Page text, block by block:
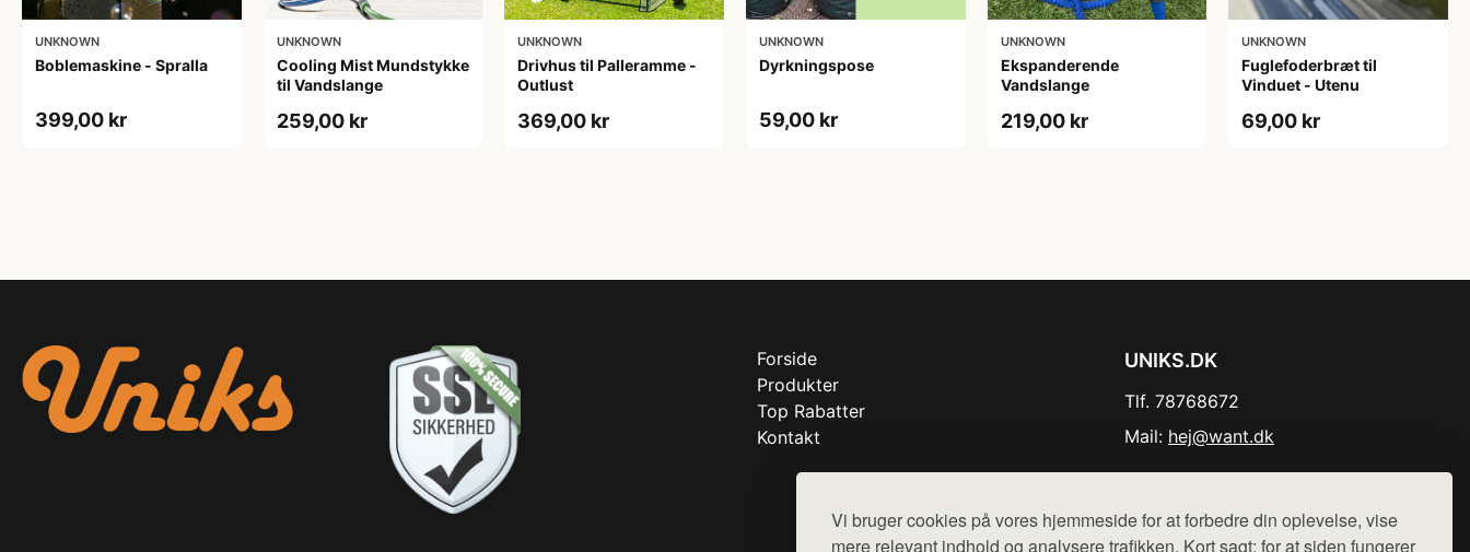
Vi bruger cookies på vores hjemmeside for at forbedre din oplevelse, vise
mere relevant indhold og analysere trafikken. Kort sagt: for at siden fungerer
UNKNOWN
Boblemaskine - Spralla
399,00 kr
UNKNOWN
Cooling Mist Mundstykke
til Vandslange
259,00 kr
UNKNOWN
Drivhus til Palleramme -
Outlust
369,00 kr
UNKNOWN
Dyrkningspose
59,00 kr
UNKNOWN
Ekspanderende
Vandslange
219,00 kr
UNKNOWN
Fuglefoderbræt til
Vinduet - Utenu
69,00 kr
Forside
Produkter
Top Rabatter
Kontakt
UNIKS.DK
Tlf. 78768672
Mail: hej@want.dk